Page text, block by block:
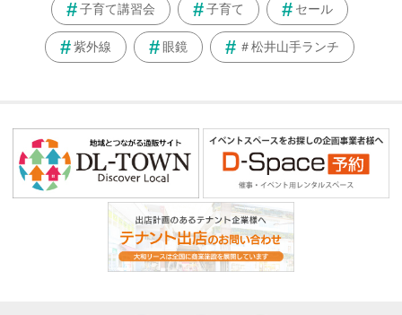
子育て講習会 子育て セール
紫外線 眼鏡 ＃松井山手ランチ